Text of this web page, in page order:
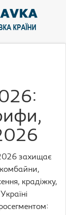
2026 захищає
комбайни,
крадіжку,